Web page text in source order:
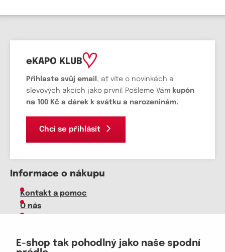
E-shop tak pohodlný jako naše spodní
eKAPO KLUB
Přihlaste svůj email , ať víte o novinkách a
slevových akcích jako první! Pošleme Vám kupón
na 100 Kč a dárek k svátku a narozeninám.
Chci se přihlásit
Informace o nákupu
Kontakt a pomoc
O nás
Velkoobchod